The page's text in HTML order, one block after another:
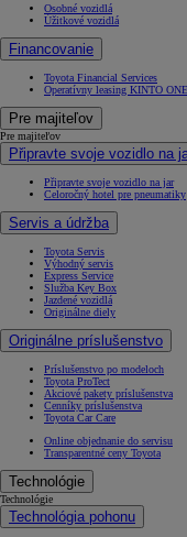
Osobné vozidlá
Úžitkové vozidlá
Financovanie
Toyota Financial Services
Operatívny leasing KINTO ONE
Pre majiteľov
Pre majiteľov
Připravte svoje vozidlo na
Připravte svoje vozidlo na jar
Celoročný hotel pre pneumatiky
Servis a údržba
Toyota Servis
Výhodný servis
Express Service
Služba Key Box
Jazdené vozidlá
Originálne diely
Originálne príslušenstvo
Príslušenstvo po modeloch
Toyota ProTect
Akciové pakety príslušenstva
Cenníky príslušenstva
Toyota Car Care
Online objednanie do servisu
Transparentné ceny Toyota
Technológie
Technológie
Technológia pohonu